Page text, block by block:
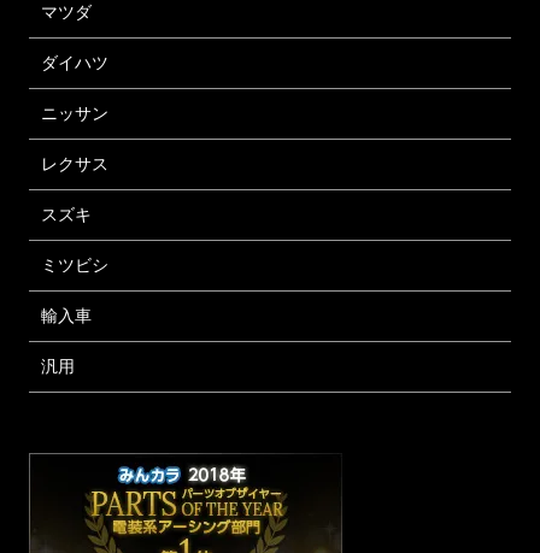
マツダ
ダイハツ
ニッサン
レクサス
スズキ
ミツビシ
輸入車
汎用